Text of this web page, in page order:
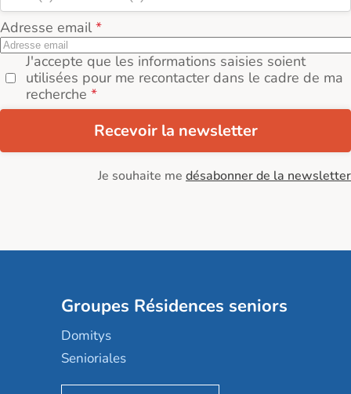
Adresse email
J'accepte que les informations saisies soient
utilisées pour me recontacter dans le cadre de ma
recherche
Recevoir la newsletter
Je souhaite me désabonner de la newsletter
Groupes Résidences seniors
Domitys
Senioriales
Nohée